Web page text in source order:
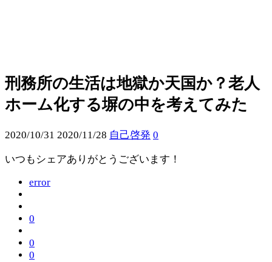
刑務所の生活は地獄か天国か？老人
ホーム化する塀の中を考えてみた
2020/10/31 2020/11/28 自己啓発 0
いつもシェアありがとうございます！
error
0
0
0